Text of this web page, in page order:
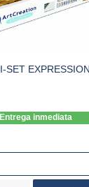
SET EXPRESSION
Entrega inmediata